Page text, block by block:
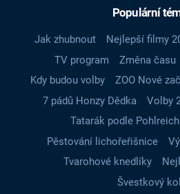
Populární
Jak zhubnout Nejlepší filmy
TV program
Změna času
Kdy budou volby
ZOO Nové
7 pádů Honzy Dědka
Volby
Tatarák podle
Pěstování lichořeřišnice
Tvarohové knedlíky
Švestkový